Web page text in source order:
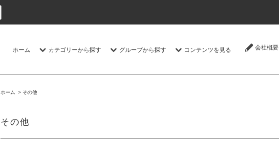
ホーム カテゴリーから探す グループから探す コンテンツを見る 会社概要
ホーム > その他
その他